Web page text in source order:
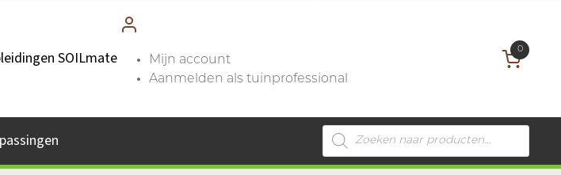
SOILmate
Mijn account
Aanmelden als tuinprofessional
0
Producten
zoeken